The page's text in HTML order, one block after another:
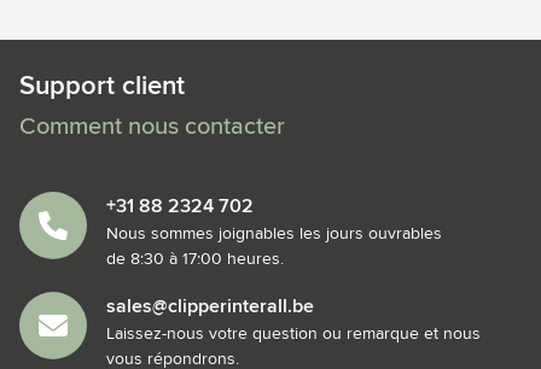
Support client
Comment nous contacter
+31 88 2324 702
Nous sommes joignables les jours ouvrables
de 8:30 à 17:00 heures.
sales@clipperinterall.be
Laissez-nous votre question ou remarque et nous
vous répondrons.